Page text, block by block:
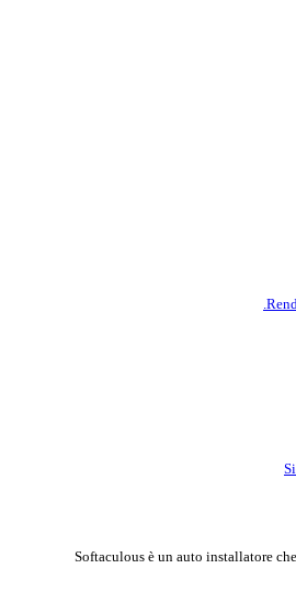
Softaculous è un auto installatore